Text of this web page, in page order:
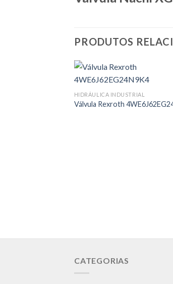
PRODUTOS
HIDRÁULICA INDUSTRIAL
Válvula Rexroth
CATEGORIAS